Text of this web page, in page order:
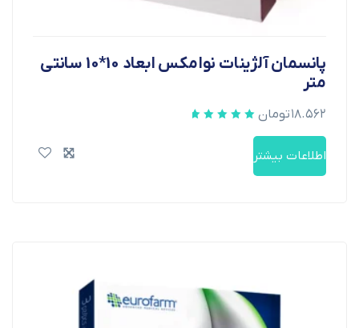
پانسمان آلژینات نوامکس ابعاد 10*10 سانتی
متر
۱۸.۵۶۲تومان
اطلاعات بیشتر